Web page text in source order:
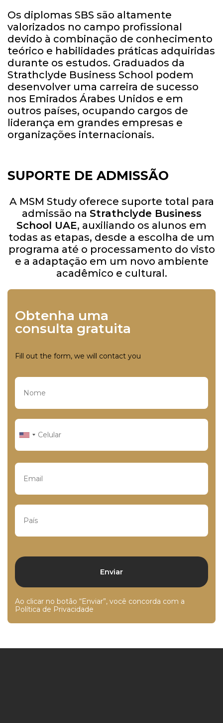
Os diplomas SBS são altamente
valorizados no campo profissional
devido à combinação de conhecimento
teórico e habilidades práticas adquiridas
durante os estudos. Graduados da
Strathclyde Business School podem
desenvolver uma carreira de sucesso
nos Emirados Árabes Unidos e em
outros países, ocupando cargos de
liderança em grandes empresas e
organizações internacionais.
SUPORTE DE ADMISSÃO
A MSM Study oferece suporte total para
admissão na Strathclyde Business
School UAE, auxiliando os alunos em
todas as etapas, desde a escolha de um
programa até o processamento do visto
e a adaptação em um novo ambiente
acadêmico e cultural.
Obtenha uma
consulta gratuita
Fill out the form, we will contact you
Ao clicar no botão “Enviar”, você concorda com a
Política de Privacidade